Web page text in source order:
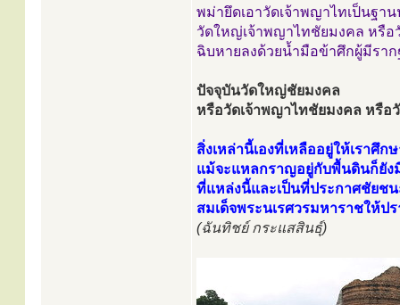
พม่ายึดเอาวัดเจ้าพญาไทเป็นฐา
วัดใหญ่เจ้าพญาไทชัยมงคล หรือ
ฉิบหายลงด้วยน้ำมือข้าศึกผู้มีรา
ปัจจุบันวัดใหญ่ชัยมงคล
หรือวัดเจ้าพญาไทชัยมงคล หรือ
สิ่งเหล่านี้เองที่เหลืออยู่ให้เราศึ
แม้จะแหลกราญอยู่กับพื้นดินก็ยัง
ที่แหล่งนี้และเป็นที่ประกาศชัยช
สมเด็จพระนเรศวรมหาราชให้ป
(ฉันทิชย์ กระแสสินธุ์)